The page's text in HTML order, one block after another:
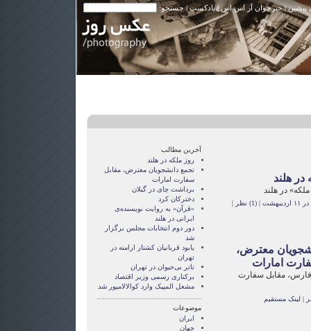
پیشین|خبرخوان آر اس اس |پادکست | جستجو:
در هلند
در هلند
|(1) نظر |
معترض،
امارات
فارس، مقابل سفارت
| لینک مستقیم
آخرین مطالب
روز ملکه در هلند
تجمع دانشجویان معترض، مقابل
سفارت امارات
برداشت چای در گیلان
دخترکان کرد
«قرآن» به روایت نویسنده‌ی
ایرانی در هلند
دور دوم انتخابات مجلس برگزار
شد
یابود قربانیان کشتار ارامنه در
تهران
تاتر بی‌حیوان در تهران
برکناری رسمی وزیر اقتصاد
مشعل المپیک وارد کوالالامپور شد
موضوعات
ایران
جهان